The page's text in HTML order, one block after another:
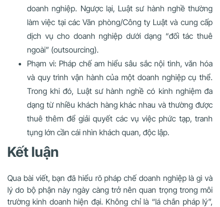
doanh nghiệp. Ngược lại, Luật sư hành nghề thường
làm việc tại các Văn phòng/Công ty Luật và cung cấp
dịch vụ cho doanh nghiệp dưới dạng “đối tác thuê
ngoài” (outsourcing).
Phạm vi: Pháp chế am hiểu sâu sắc nội tình, văn hóa
và quy trình vận hành của một doanh nghiệp cụ thể.
Trong khi đó, Luật sư hành nghề có kinh nghiệm đa
dạng từ nhiều khách hàng khác nhau và thường được
thuê thêm để giải quyết các vụ việc phức tạp, tranh
tụng lớn cần cái nhìn khách quan, độc lập.
Kết luận
Qua bài viết, bạn đã hiểu rõ pháp chế doanh nghiệp là gì và
lý do bộ phận này ngày càng trở nên quan trọng trong môi
trường kinh doanh hiện đại. Không chỉ là “lá chắn pháp lý”,